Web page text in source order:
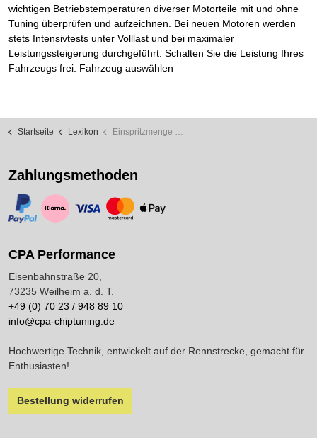
wichtigen Betriebstemperaturen diverser Motorteile mit und ohne
Tuning überprüfen und aufzeichnen. Bei neuen Motoren werden
stets Intensivtests unter Volllast und bei maximaler
Leistungssteigerung durchgeführt. Schalten Sie die Leistung Ihres
Fahrzeugs frei: Fahrzeug auswählen
Startseite Lexikon Einspritzmenge Chiptuning
Zahlungsmethoden
CPA Performance
Eisenbahnstraße 20,
73235 Weilheim a. d. T.
+49 (0) 70 23 / 948 89 10
info@cpa-chiptuning.de
Hochwertige Technik, entwickelt auf der Rennstrecke, gemacht für
Enthusiasten!
Bestellung widerrufen